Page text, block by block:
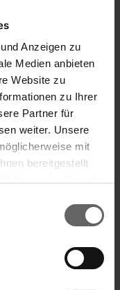
Anzeigen zu
Medien anbieten
Website zu
zu Ihrer
Partner für
weiter. Unsere
mit
bereitgestellt
nutzen.
avec manche
de 140 cm
housses